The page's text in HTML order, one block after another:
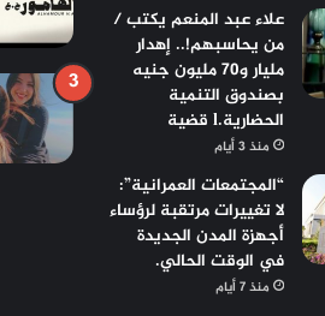
علاء عبد المنعم يكتب /
من يحاسبهم!.. إهدار
مليار و70 مليون جنيه
بصندوق التنمية
الحضارية.l قضية
منذ 3 أيام
“المجتمعات العمرانية”:
لا تغييرات مرتقبة لرؤساء
أجهزة المدن الجديدة
في الوقت الحالي.
منذ 7 أيام